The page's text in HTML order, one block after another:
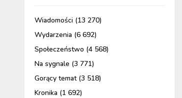
Wiadomości (13 270)
Wydarzenia (6 692)
Społeczeństwo (4 568)
Na sygnale (3 771)
Gorący temat(3 518)
Kronika (1 692)